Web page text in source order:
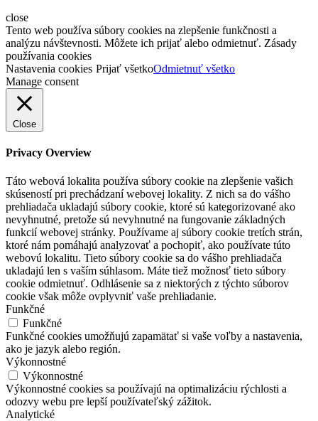
close
Tento web používa súbory cookies na zlepšenie funkčnosti a
analýzu návštevnosti. Môžete ich prijať alebo odmietnuť. Zásady
používania cookies
Nastavenia cookies Prijať všetkoOdmietnuť všetko
Manage consent
Close
Privacy Overview
Táto webová lokalita používa súbory cookie na zlepšenie vašich
skúseností pri prechádzaní webovej lokality. Z nich sa do vášho
prehliadača ukladajú súbory cookie, ktoré sú kategorizované ako
nevyhnutné, pretože sú nevyhnutné na fungovanie základných
funkcií webovej stránky. Používame aj súbory cookie tretích strán,
ktoré nám pomáhajú analyzovať a pochopiť, ako používate túto
webovú lokalitu. Tieto súbory cookie sa do vášho prehliadača
ukladajú len s vaším súhlasom. Máte tiež možnosť tieto súbory
cookie odmietnuť. Odhlásenie sa z niektorých z týchto súborov
cookie však môže ovplyvniť vaše prehliadanie.
Funkčné
Funkčné
Funkčné cookies umožňujú zapamätať si vaše voľby a nastavenia,
ako je jazyk alebo región.
Výkonnostné
Výkonnostné
Výkonnostné cookies sa používajú na optimalizáciu rýchlosti a
odozvy webu pre lepší používateľský zážitok.
Analytické